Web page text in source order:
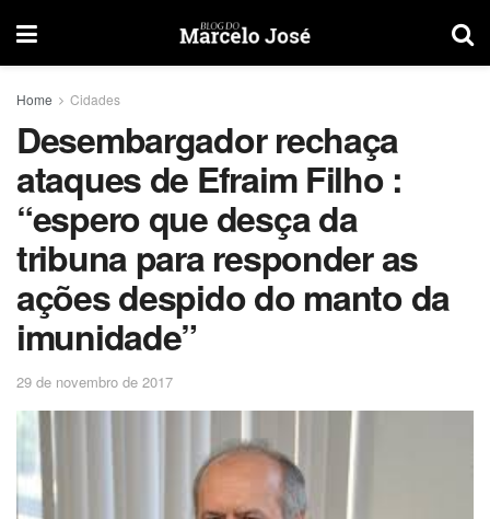
Home Cidades
Desembargador rechaça
ataques de Efraim Filho :
“espero que desça da
tribuna para responder as
ações despido do manto da
imunidade”
29 de novembro de 2017